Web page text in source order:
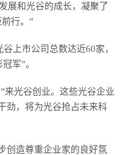
展和光谷的成长，凝聚了
行。”
上市公司总数达近60家，
军”。
来光谷创业。这些光谷企业
劲，将为光谷抢占未来科
创造尊重企业家的良好氛